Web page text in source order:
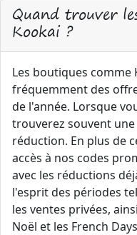
Quand trouver
Kookai ?
Les boutiques
fréquemment des
de l'année. Lorsque
trouverez souvent
réduction. En plus de
accès à nos codes
avec les réductions
l'esprit des périodes
les ventes privées,
Noël et les French